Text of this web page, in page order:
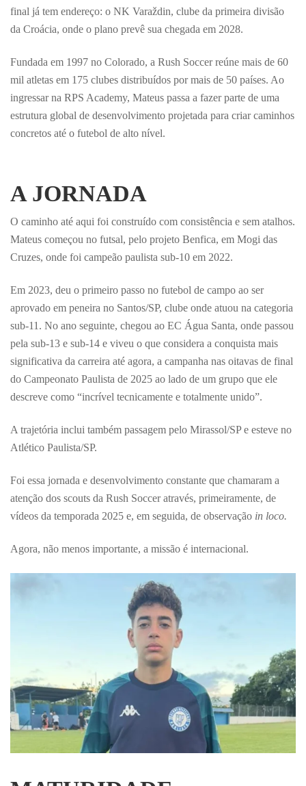
final já tem endereço: o NK Varaždin, clube da primeira divisão
da Croácia, onde o plano prevê sua chegada em 2028.
Fundada em 1997 no Colorado, a Rush Soccer reúne mais de 60
mil atletas em 175 clubes distribuídos por mais de 50 países. Ao
ingressar na RPS Academy, Mateus passa a fazer parte de uma
estrutura global de desenvolvimento projetada para criar caminhos
concretos até o futebol de alto nível.
A JORNADA
O caminho até aqui foi construído com consistência e sem atalhos.
Mateus começou no futsal, pelo projeto Benfica, em Mogi das
Cruzes, onde foi campeão paulista sub-10 em 2022.
Em 2023, deu o primeiro passo no futebol de campo ao ser
aprovado em peneira no Santos/SP, clube onde atuou na categoria
sub-11. No ano seguinte, chegou ao EC Água Santa, onde passou
pela sub-13 e sub-14 e viveu o que considera a conquista mais
significativa da carreira até agora, a campanha nas oitavas de final
do Campeonato Paulista de 2025 ao lado de um grupo que ele
descreve como “incrível tecnicamente e totalmente unido”.
A trajetória inclui também passagem pelo Mirassol/SP e esteve no
Atlético Paulista/SP.
Foi essa jornada e desenvolvimento constante que chamaram a
atenção dos scouts da Rush Soccer através, primeiramente, de
vídeos da temporada 2025 e, em seguida, de observação in loco.
Agora, não menos importante, a missão é internacional.